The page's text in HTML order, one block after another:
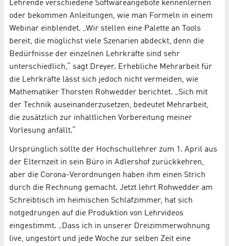
Lehrende verschiedene Softwareangebote kennenlernen
oder bekommen Anleitungen, wie man Formeln in einem
Webinar einblendet. „Wir stellen eine Palette an Tools
bereit, die möglichst viele Szenarien abdeckt, denn die
Bedürfnisse der einzelnen Lehrkräfte sind sehr
unterschiedlich,“ sagt Dreyer. Erhebliche Mehrarbeit für
die Lehrkräfte lässt sich jedoch nicht vermeiden, wie
Mathematiker Thorsten Rohwedder berichtet. „Sich mit
der Technik auseinanderzusetzen, bedeutet Mehrarbeit,
die zusätzlich zur inhaltlichen Vorbereitung meiner
Vorlesung anfällt.“
Ursprünglich sollte der Hochschullehrer zum 1. April aus
der Elternzeit in sein Büro in Adlershof zurückkehren,
aber die Corona-Verordnungen haben ihm einen Strich
durch die Rechnung gemacht. Jetzt lehrt Rohwedder am
Schreibtisch im heimischen Schlafzimmer, hat sich
notgedrungen auf die Produktion von Lehrvideos
eingestimmt. „Dass ich in unserer Dreizimmerwohnung
live, ungestört und jede Woche zur selben Zeit eine